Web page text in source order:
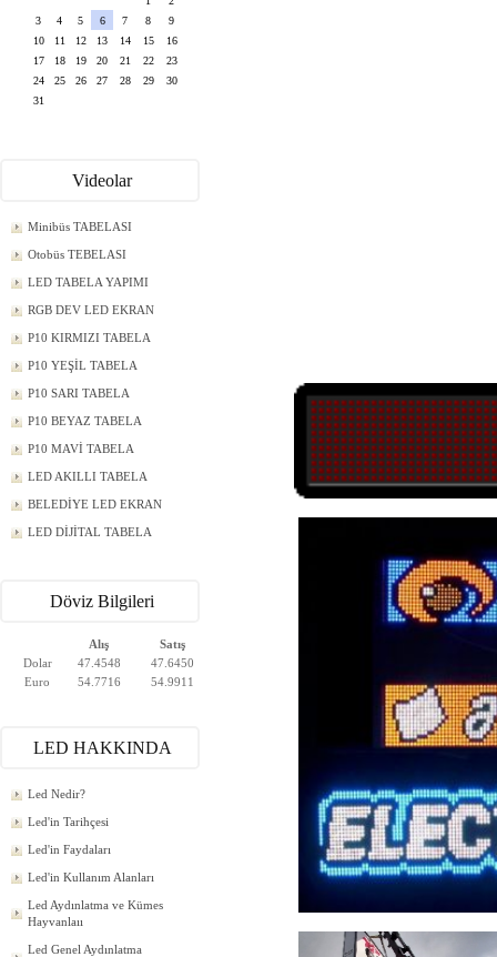
3
4 5 6 7 8
9
10
11 12 13 14 15
16
17
18 19 20 21 22
23
24
25 26 27 28 29
30
31
Videolar
Minibüs TABELASI
Otobüs TEBELASI
LED TABELA YAPIMI
RGB DEV LED EKRAN
P10 KIRMIZI TABELA
P10 YEŞİL TABELA
P10 SARI TABELA
P10 BEYAZ TABELA
P10 MAVİ TABELA
LED AKILLI TABELA
BELEDİYE LED EKRAN
LED DİJİTAL TABELA
Döviz Bilgileri
Alış
Satış
Dolar
47.4548
47.6450
Euro
54.7716 54.9911
LED HAKKINDA
Led Nedir?
Led'in Tarihçesi
Led'in Faydaları
Led'in Kullanım Alanları
Led Aydınlatma ve Kümes
Hayvanlaıı
Led Genel Aydınlatma